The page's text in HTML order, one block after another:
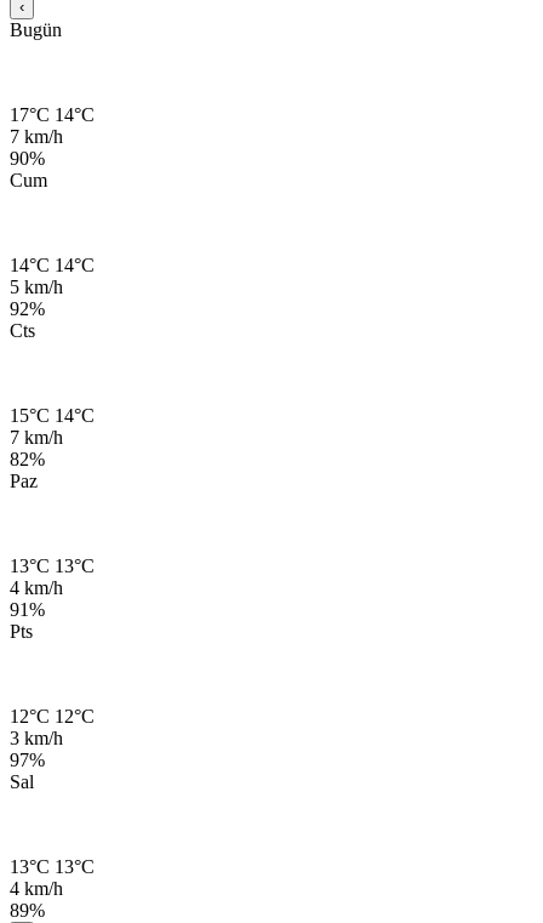
‹
Bugün
17°C 14°C
7 km/h
90%
Cum
14°C 14°C
5 km/h
92%
Cts
15°C 14°C
7 km/h
82%
Paz
13°C 13°C
4 km/h
91%
Pts
12°C 12°C
3 km/h
97%
Sal
13°C 13°C
4 km/h
89%